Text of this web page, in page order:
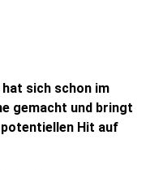
sich schon im
gemacht und bringt
Hit auf